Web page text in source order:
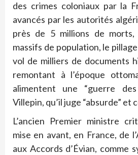
des crimes coloniaux par la
avancés par les autorités
près de 5 millions de morts,
massifs de population, le
vol de milliers de documents
remontant à l’époque
alimentent une “guerre des
Villepin, qu’il juge “absurde”
L’ancien Premier ministre
mise en avant, en France, de
aux Accords d’Évian, comme